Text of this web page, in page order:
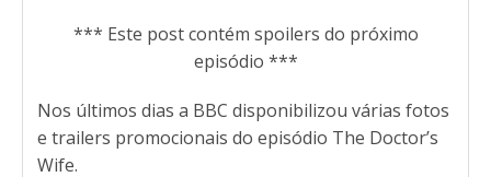
*** Este post contém spoilers do próximo
episódio ***
Nos últimos dias a BBC disponibilizou várias fotos
e trailers promocionais do episódio The Doctor’s
Wife.